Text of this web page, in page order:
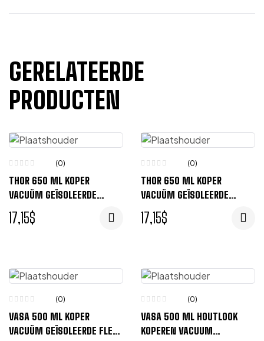
GERELATEERDE
PRODUCTEN
(0)
THOR 650 ML KOPER
VACUÜM GEÏSOLEERDE
DRINKFLES – GRIJS
17,15$
(0)
THOR 650 ML KOPER
VACUÜM GEÏSOLEERDE
DRINKFLES – WIT
17,15$
(0)
VASA 500 ML KOPER
VACUÜM GEÏSOLEERDE FLES
(0)
VASA 500 ML HOUTLOOK
KOPEREN VACUUM